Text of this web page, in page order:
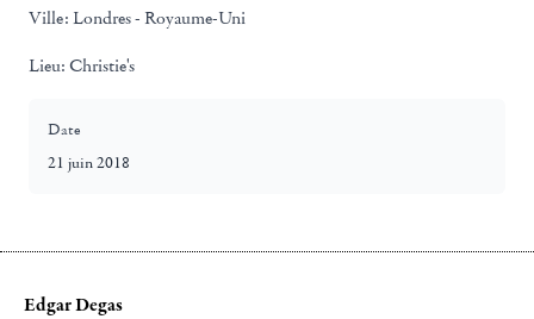
Ville: Londres - Royaume-Uni
Lieu: Christie's
Date
21 juin 2018
Edgar Degas